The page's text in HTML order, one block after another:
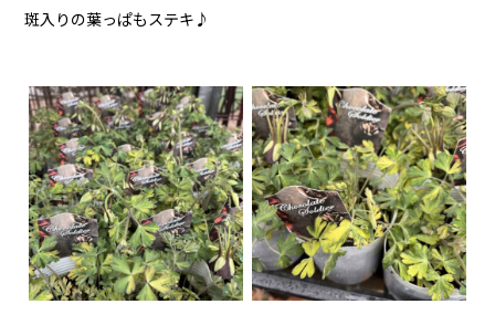
斑入りの葉っぱもステキ♪